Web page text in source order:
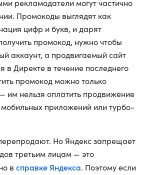
рекламодатели могут частично
Промокоды выглядят как
цифр и букв, и дарят
промокод, нужно чтобы
аккаунт, а продвигаемый сайт
в Директе в течение последнего
промокод можно только
им нельзя оплатить продвижение
приложений или турбо-
Но Яндекс запрещает
третьим лицам — это
в справке Яндекса. Поэтому если